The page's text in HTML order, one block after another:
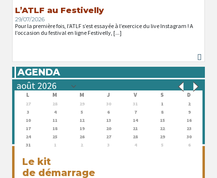
L’ATLF au Festivelly
29/07/2026
Pour la première fois, l’ATLF s’est essayée à l’exercice du live Instagram ! A
l’occasion du festival en ligne Festivelly, [...]
AGENDA
L M M J V S D
27 28 29 30 31 1
2
3
4 5 6 7 8
9
10
11 12 13 14 15
16
17
18 19 20 21 22
23
24
25 26 27 28 29
30
31
1 2 3 4 5 6
Le kit
de démarrage